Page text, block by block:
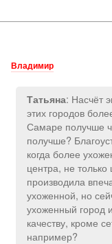
Владимир
Татьяна: Насчёт
этих городов
Самаре получше
получше?
когда более
центра, не
производила
ухоженной, но
ухоженный город
качеству, кроме
например?